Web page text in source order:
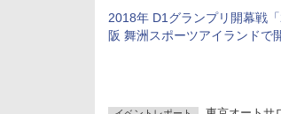
2018年 D1グランプリ開幕戦
阪 舞洲スポーツアイランドで